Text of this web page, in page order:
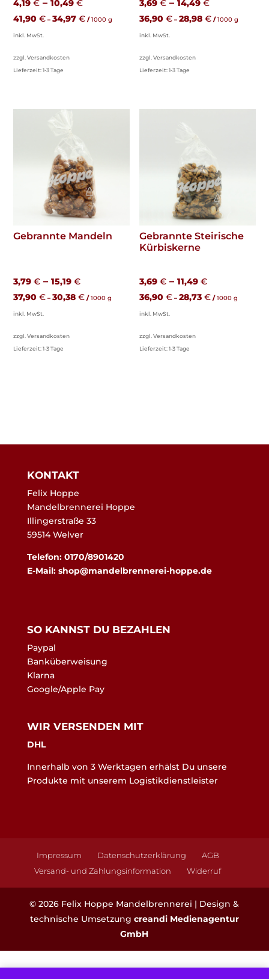
4,19€ –10,49€
41,90€ –34,97€ /1000 g
inkl. MwSt.
zzgl. Versandkosten
Lieferzeit:1-3 Tage
3,69€ –14,49€
36,90€ –28,98€ /1000 g
inkl. MwSt.
zzgl. Versandkosten
Lieferzeit:1-3 Tage
Gebrannte Mandeln
3,79€ –15,19€
37,90€ –30,38€ /1000 g
inkl. MwSt.
zzgl. Versandkosten
Lieferzeit:1-3 Tage
Gebrannte Steirische
Kürbiskerne
3,69€ –11,49€
36,90€ –28,73€ /1000 g
inkl. MwSt.
zzgl. Versandkosten
Lieferzeit:1-3 Tage
KONTAKT
Felix Hoppe
Mandelbrennerei Hoppe
Illingerstraße 33
59514 Welver
Telefon: 0170/8901420
E-Mail:shop@mandelbrennerei-hoppe.de
SO KANNST DU BEZAHLEN
Paypal
Banküberweisung
Klarna
Google/Apple Pay
WIR VERSENDEN MIT
DHL
Innerhalb von 3 Werktagen erhälst Du unsere
Produkte mit unserem Logistikdienstleister
Impressum Datenschutzerklärung
AGB
Versand- und Zahlungsinformation
Widerruf
©2026 Felix Hoppe Mandelbrennerei | Design &
technische Umsetzung creandi Medienagentur
GmbH